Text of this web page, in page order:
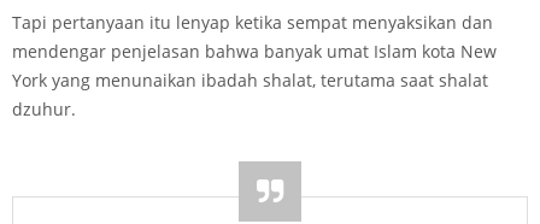
Tapi pertanyaan itu lenyap ketika sempat menyaksikan dan
mendengar penjelasan bahwa banyak umat Islam kota New
York yang menunaikan ibadah shalat, terutama saat shalat
dzuhur.